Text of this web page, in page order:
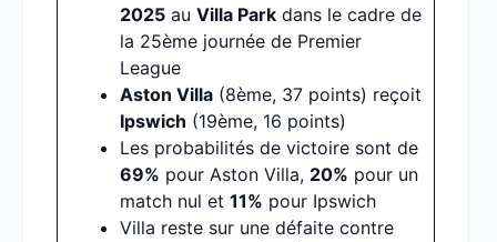
2025 au Villa Park dans le cadre de
la 25ème journée de Premier
League
Aston Villa (8ème, 37 points) reçoit
Ipswich (19ème, 16 points)
Les probabilités de victoire sont de
69% pour Aston Villa, 20% pour un
match nul et 11% pour Ipswich
Villa reste sur une défaite contre